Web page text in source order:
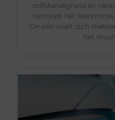
zelfstandigheid en
verloopt het
De één voelt zich
het